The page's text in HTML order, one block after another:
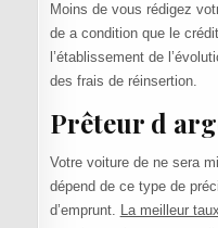
Moins de vous rédigez
de a condition que le
l’établissement de
des frais de réinsertion.
Prêteur d
Votre voiture de ne sera
dépend de ce type de
d’emprunt. La meilleur